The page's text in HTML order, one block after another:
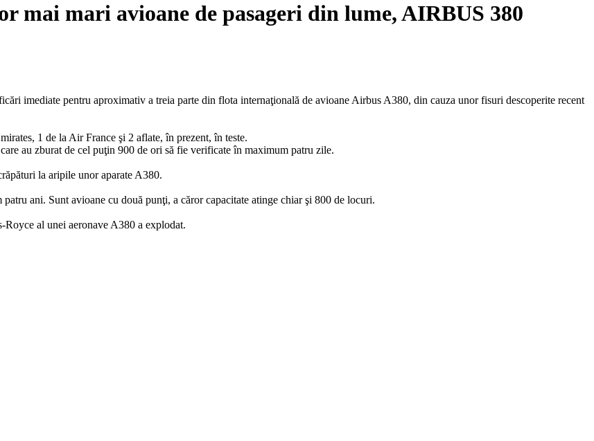
mai mari avioane de pasageri din lume, AIRBUS 380
imediate pentru aproximativ a treia parte din flota internaţională de avioane Airbus A380, din cauza unor fisuri descoperite recent
1 de la Air France şi 2 aflate, în prezent, în teste.
au zburat de cel puţin 900 de ori să fie verificate în maximum patru zile.
la aripile unor aparate A380.
ani. Sunt avioane cu două punţi, a căror capacitate atinge chiar şi 800 de locuri.
al unei aeronave A380 a explodat.